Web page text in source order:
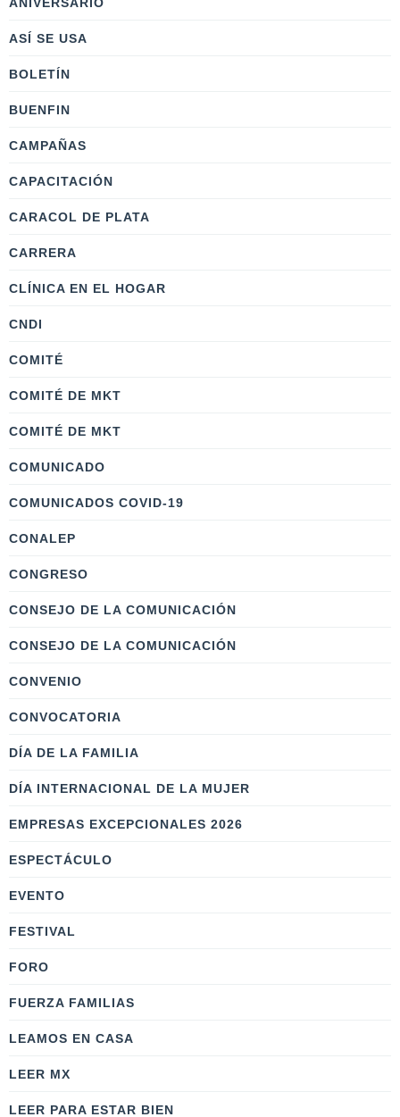
ASÍ SE USA
BOLETÍN
BUENFIN
CAMPAÑAS
CAPACITACIÓN
CARACOL DE PLATA
CARRERA
CLÍNICA EN EL HOGAR
CNDI
COMITÉ
COMITÉ DE MKT
COMITÉ DE MKT
COMUNICADO
COMUNICADOS COVID-19
CONALEP
CONGRESO
CONSEJO DE LA COMUNICACIÓN
CONSEJO DE LA COMUNICACIÓN
CONVENIO
CONVOCATORIA
DÍA DE LA FAMILIA
DÍA INTERNACIONAL DE LA MUJER
EMPRESAS EXCEPCIONALES 2026
ESPECTÁCULO
EVENTO
FESTIVAL
FORO
FUERZA FAMILIAS
LEAMOS EN CASA
LEER MX
LEER PARA ESTAR BIEN